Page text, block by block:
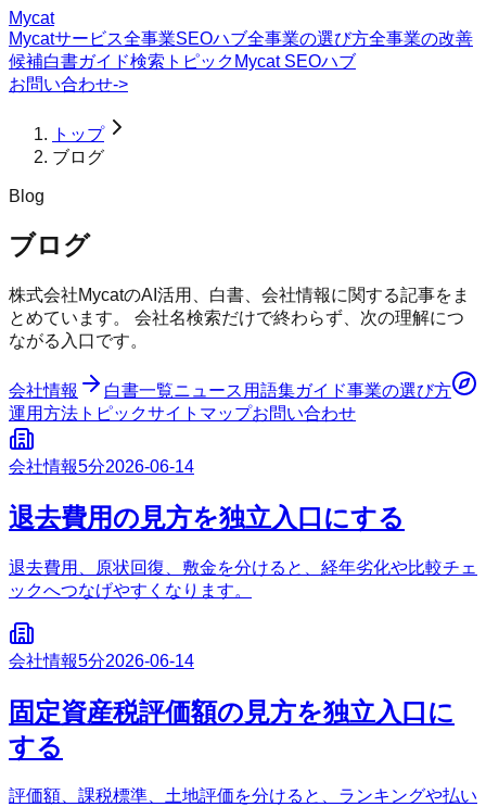
Mycat
Mycatサービス全事業SEOハブ全事業の選び方全事業の改善
候補白書ガイド検索トピック Mycat SEOハブ
お問い合わせ->
トップ
ブログ
Blog
ブログ
株式会社MycatのAI活用、白書、会社情報に関する記事をま
とめています。 会社名検索だけで終わらず、次の理解につ
ながる入口です。
会社情報 白書一覧ニュース 用語集ガイド事業の選び方
運用方法 トピックサイトマップお問い合わせ
会社情報5分2026-06-14
退去費用の見方を独立入口にする
退去費用、原状回復、敷金を分けると、経年劣化や比較チェ
ックへつなげやすくなります。
会社情報5分2026-06-14
固定資産税評価額の見方を独立入口に
する
評価額、課税標準、土地評価を分けると、ランキングや払い